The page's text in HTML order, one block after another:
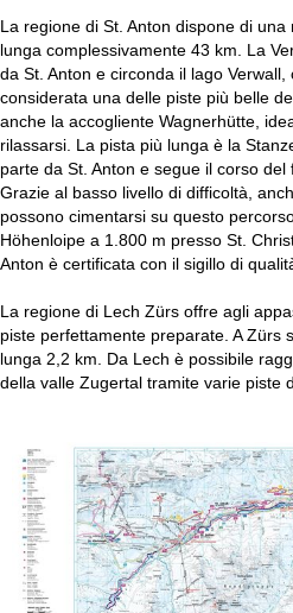
g
e
La regione di St. Anton dispone di
lunga complessivamente 43 km. La
da St. Anton e circonda il lago
considerata una delle piste più belle
anche la accogliente Wagnerhütte,
rilassarsi. La pista più lunga è la
parte da St. Anton e segue il corso del
Grazie al basso livello di difficoltà,
possono cimentarsi su questo
Höhenloipe a 1.800 m presso St.
Anton è certificata con il sigillo di
La regione di Lech Zürs offre agli
piste perfettamente preparate. A Zürs
lunga 2,2 km. Da Lech è possibile
della valle Zugertal tramite varie piste